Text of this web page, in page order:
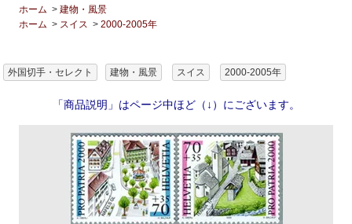
ホーム >建物・風景
ホーム > スイス >2000-2005年
外国切手・セレクト 建物・風景 スイス 2000-2005年
「商品説明」はページ中ほど（↓）にございます。